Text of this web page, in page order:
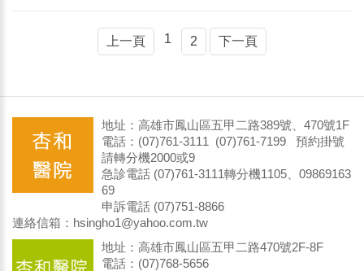
上一頁 1 2 下一頁
地址：高雄市鳳山區五甲二路389號、470號1F
電話：(07)761-3111 (07)761-7199 預約掛號
請轉分機2000或9
急診電話 (07)761-3111轉分機1105、09869163
69
申訴電話 (07)751-8866
連絡信箱：hsingho1@yahoo.com.tw
地址：高雄市鳳山區五甲二路470號2F-8F
電話：(07)768-5656